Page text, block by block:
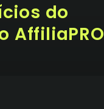
do
AffiliaPRO